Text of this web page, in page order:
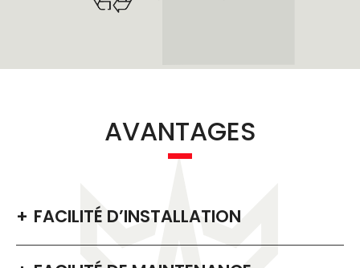
AVANTAGES
FACILITÉ D’INSTALLATION